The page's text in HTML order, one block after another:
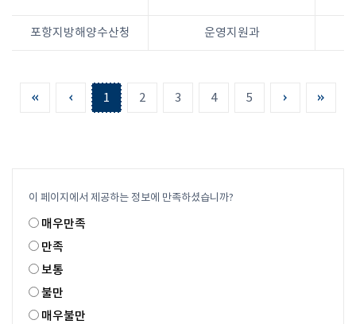
포항지방해양수산청 운영지원과
1 2 3 4 5
이 페이지에서 제공하는 정보에 만족하셨습니까?
매우만족
만족
보통
불만
매우불만